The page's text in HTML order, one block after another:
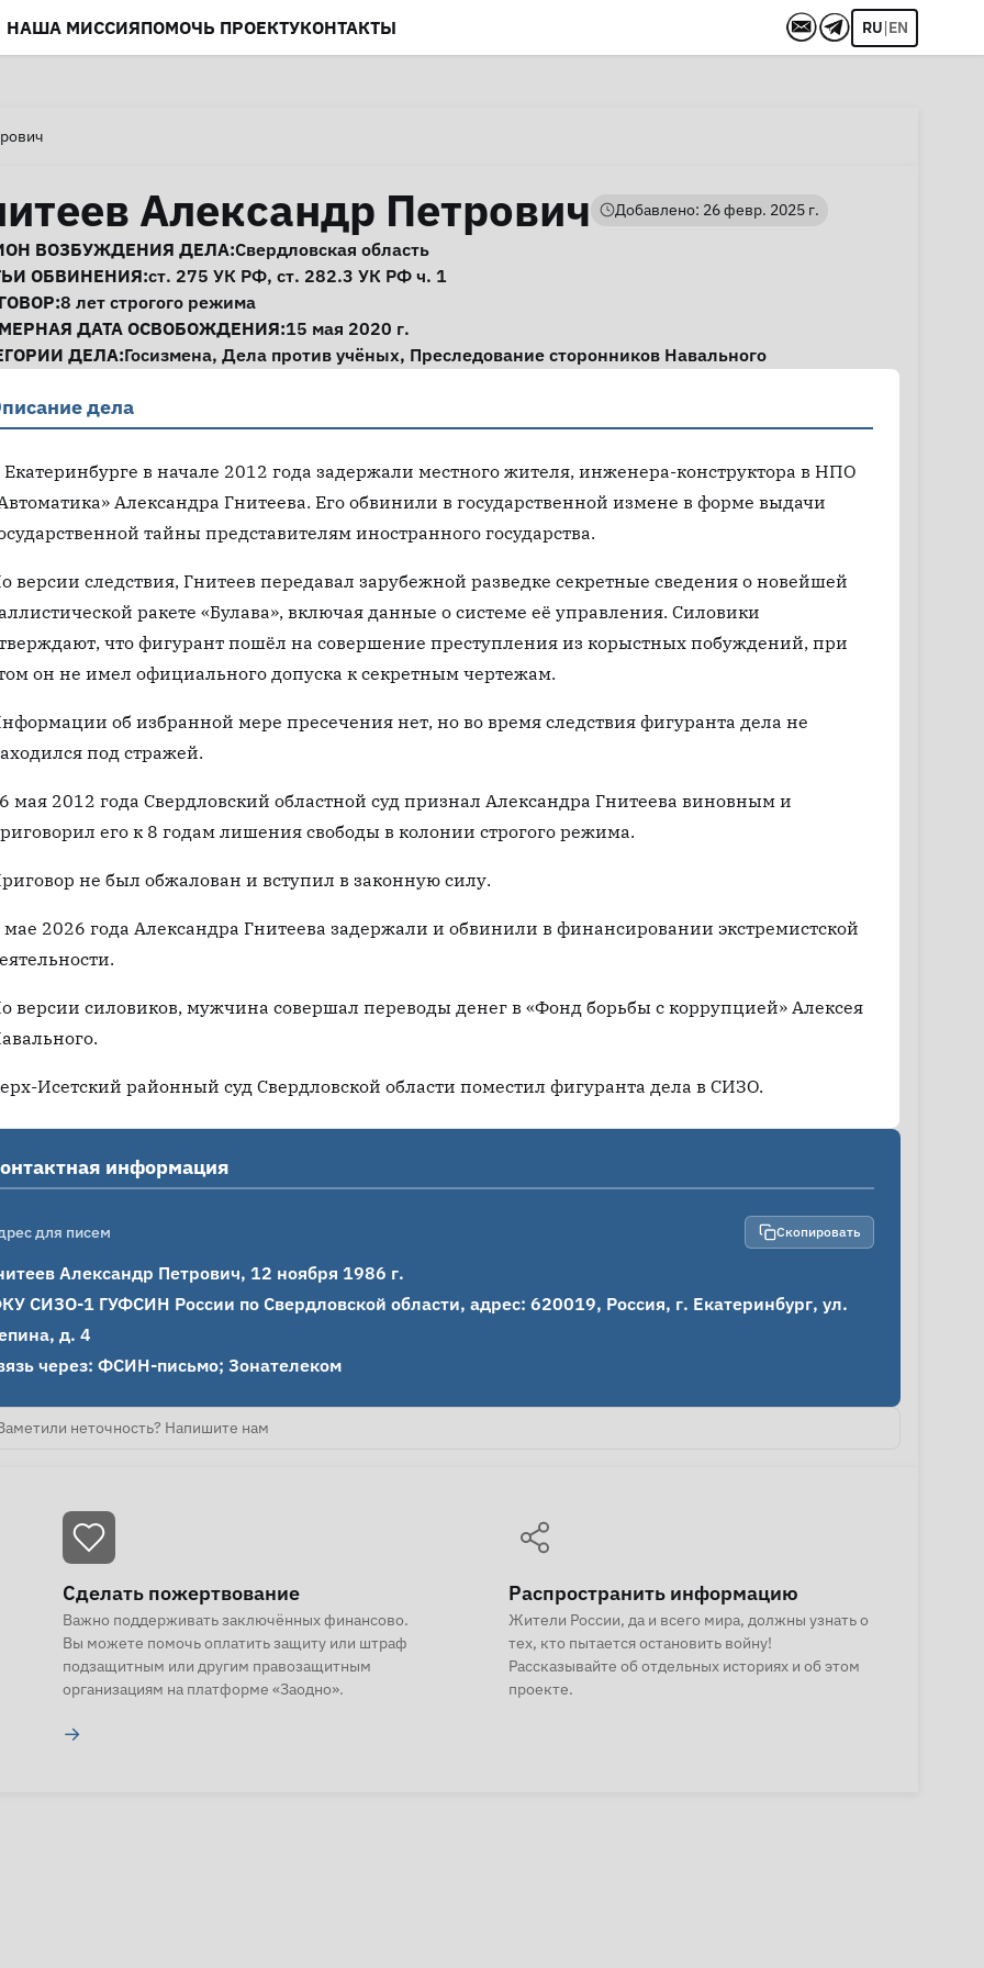
НАША МИССИЯПОМОЧЬ ПРОЕКТУКОНТАКТЫ RU|EN
Александр Петрович Добавлено: 26 февр. 2025 г.
о деле
ВОЗБУЖДЕНИЯ ДЕЛА:Свердловская область
ОБВИНЕНИЯ:ст. 275 УК РФ, ст. 282.3 УК РФ ч. 1
8 лет строгого режима
ДАТА ОСВОБОЖДЕНИЯ:15 мая 2020 г.
ДЕЛА:Госизмена, Дела против учёных, Преследование сторонников Навального
дела
в начале 2012 года задержали местного жителя, инженера-конструктора в НПО
Александра Гнитеева. Его обвинили в государственной измене в форме выдачи
тайны представителям иностранного государства.
версии следствия, Гнитеев передавал зарубежной разведке секретные сведения о новейшей
ракете «Булава», включая данные о системе её управления. Силовики
что фигурант пошёл на совершение преступления из корыстных побуждений, при
он не имел официального допуска к секретным чертежам.
об избранной мере пресечения нет, но во время следствия фигуранта дела не
под стражей.
мая 2012 года Свердловский областной суд признал Александра Гнитеева виновным и
его к 8 годам лишения свободы в колонии строгого режима.
не был обжалован и вступил в законную силу.
мае 2026 года Александра Гнитеева задержали и обвинили в финансировании экстремистской
версии силовиков, мужчина совершал переводы денег в «Фонд борьбы с коррупцией» Алексея
Исетский районный суд Свердловской области поместил фигуранта дела в СИЗО.
информация
для писем Скопировать
Александр Петрович, 12 ноября 1986 г.
СИЗО-1 ГУФСИН России по Свердловской области, адрес: 620019, Россия, г. Екатеринбург, ул.
д. 4
через: ФСИН-письмо; Зонателеком
неточность? Напишите нам
Сделать пожертвование
Важно поддерживать заключённых финансово.
Вы можете помочь оплатить защиту или штраф
подзащитным или другим правозащитным
организациям на платформе «Заодно».
→
Распространить информацию
Жители России, да и всего мира, должны узнать о
тех, кто пытается остановить войну!
Рассказывайте об отдельных историях и об этом
проекте.